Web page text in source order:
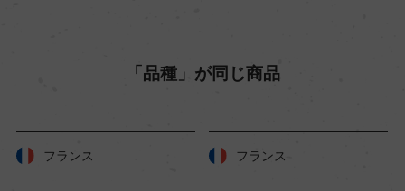
「品種」が同じ商品
フランス フランス